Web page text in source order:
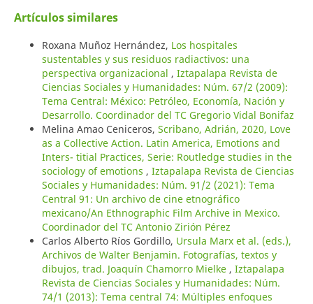
Artículos similares
Roxana Muñoz Hernández, Los hospitales
sustentables y sus residuos radiactivos: una
perspectiva organizacional , Iztapalapa Revista de
Ciencias Sociales y Humanidades: Núm. 67/2 (2009):
Tema Central: México: Petróleo, Economía, Nación y
Desarrollo. Coordinador del TC Gregorio Vidal Bonifaz
Melina Amao Ceniceros, Scribano, Adrián, 2020, Love
as a Collective Action. Latin America, Emotions and
Inters- titial Practices, Serie: Routledge studies in the
sociology of emotions , Iztapalapa Revista de Ciencias
Sociales y Humanidades: Núm. 91/2 (2021): Tema
Central 91: Un archivo de cine etnográfico
mexicano/An Ethnographic Film Archive in Mexico.
Coordinador del TC Antonio Zirión Pérez
Carlos Alberto Ríos Gordillo, Ursula Marx et al. (eds.),
Archivos de Walter Benjamin. Fotografías, textos y
dibujos, trad. Joaquín Chamorro Mielke , Iztapalapa
Revista de Ciencias Sociales y Humanidades: Núm.
74/1 (2013): Tema central 74: Múltiples enfoques